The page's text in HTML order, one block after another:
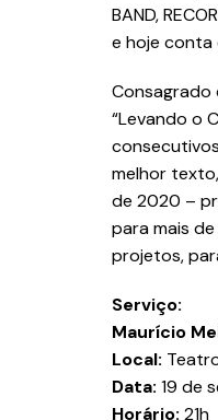
BAND,
e hoje conta
Consagrado
“Levando o
melhor
de 2020 –
para mais
projetos,
Serviço:
Maurício
Local:
Data: 19 de
Horário: 21h